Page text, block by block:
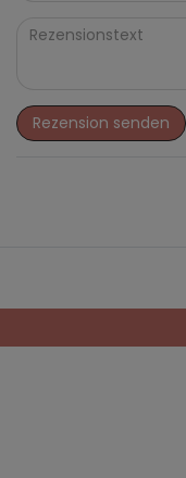
Rezension senden